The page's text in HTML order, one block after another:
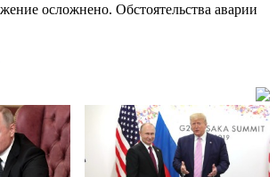
осложнено. Обстоятельства аварии